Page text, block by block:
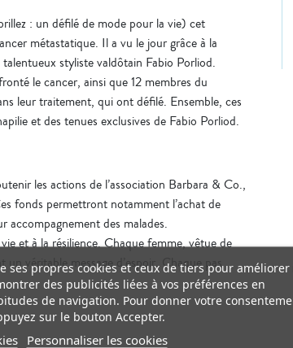
: un défilé de mode pour la vie) cet
métastatique. Il a vu le jour grâce à la
styliste valdôtain Fabio Porliod.
le cancer, ainsi que 12 membres du
leur traitement, qui ont défilé. Ensemble, ces
et des tenues exclusives de Fabio Porliod.
les actions de l’association Barbara & Co.,
fonds permettront notamment l’achat de
accompagnement des malades.
et à la résilience. Chaque femme, vêtue de
véritable message d’espoir. Chaque pas
ses propres cookies et ceux de tiers pour améliorer
des publicités liées à vos préférences en
de navigation. Pour donner votre
sur le bouton Accepter.
Personnaliser les cookies